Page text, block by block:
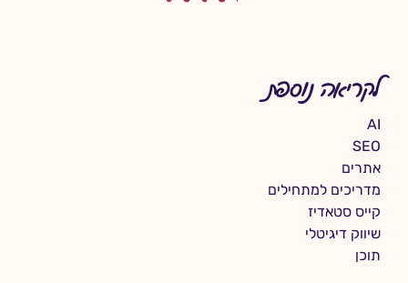
לקריאה נוספת
AI
SEO
אתרים
מדריכים למתחילים
קייס סטאדיז
שיווק דיגיטלי
תוכן